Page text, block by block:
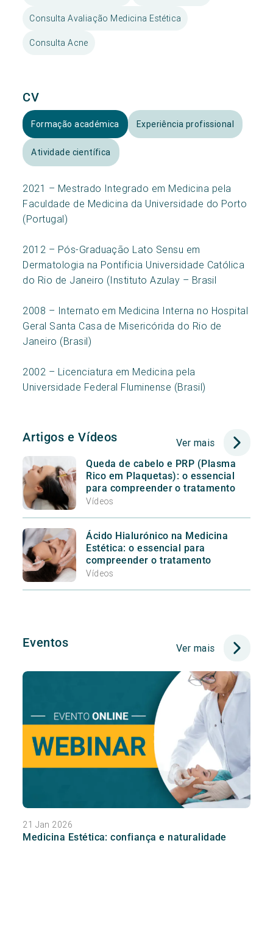
Consulta Avaliação Medicina Estética
Consulta Acne
CV
Formação académica Experiência profissional
Atividade científica
2021 – Mestrado Integrado em Medicina pela
Faculdade de Medicina da Universidade do Porto
(Portugal)
2012 – Pós-Graduação Lato Sensu em
Dermatologia na Pontificia Universidade Católica
do Rio de Janeiro (Instituto Azulay – Brasil
2008 – Internato em Medicina Interna no Hospital
Geral Santa Casa de Misericórida do Rio de
Janeiro (Brasil)
2002 – Licenciatura em Medicina pela
Universidade Federal Fluminense (Brasil)
Artigos e Vídeos Ver mais
Queda de cabelo e PRP (Plasma
Rico em Plaquetas): o essencial
para compreender o tratamento
Vídeos
Ácido Hialurónico na Medicina
Estética: o essencial para
compreender o tratamento
Vídeos
Eventos Ver mais
21 Jan 2026
Medicina Estética: confiança e naturalidade